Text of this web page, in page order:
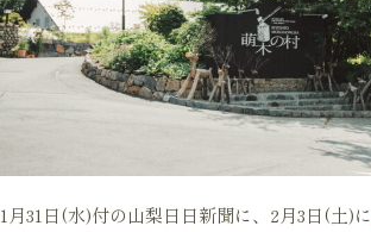
1月31日(水)付の山梨日日新聞に、2月3日(土)に